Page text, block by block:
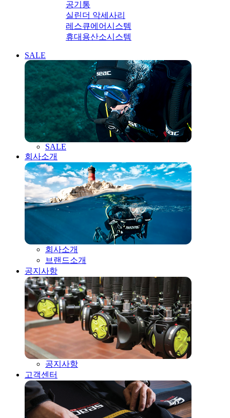
공기통
실린더 악세사리
레스큐에어시스템
휴대용산소시스템
SALE
SALE
회사소개
회사소개
브랜드소개
공지사항
공지사항
고객센터